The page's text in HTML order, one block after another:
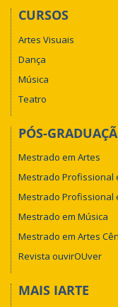
CURSOS
Artes Visuais
Dança
Música
Teatro
PÓS-
Mestrado em Artes
Mestrado Profissional
Mestrado Profissional
Mestrado em Música
Mestrado em Artes
Revista ouvirOUver
MAIS IARTE